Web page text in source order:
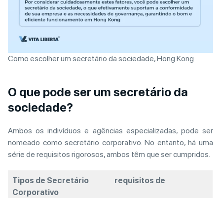
Como escolher um secretário da sociedade, Hong Kong
O que pode ser um secretário da
sociedade?
Ambos os indivíduos e agências especializadas, pode ser
nomeado como secretário corporativo. No entanto, há uma
série de requisitos rigorosos, ambos têm que ser cumpridos.
Tipos de Secretário
Corporativo
requisitos de